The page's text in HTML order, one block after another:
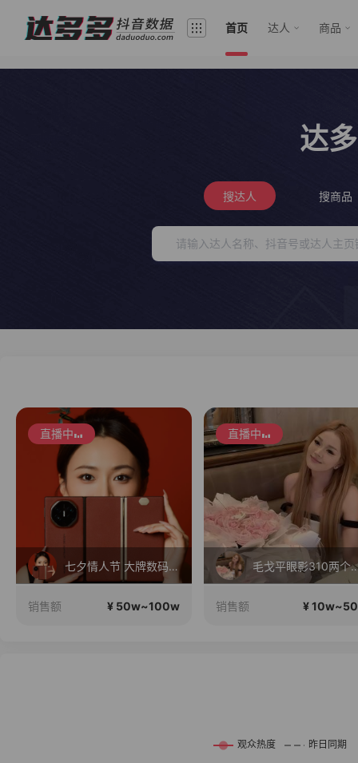
首页 达人 商品
达
搜达人 搜商品
直播中
七夕情人节 大牌数码 疯狂补贴
销售额 ¥ 50w~100w
直播中
毛戈平眼影
销售额 ¥